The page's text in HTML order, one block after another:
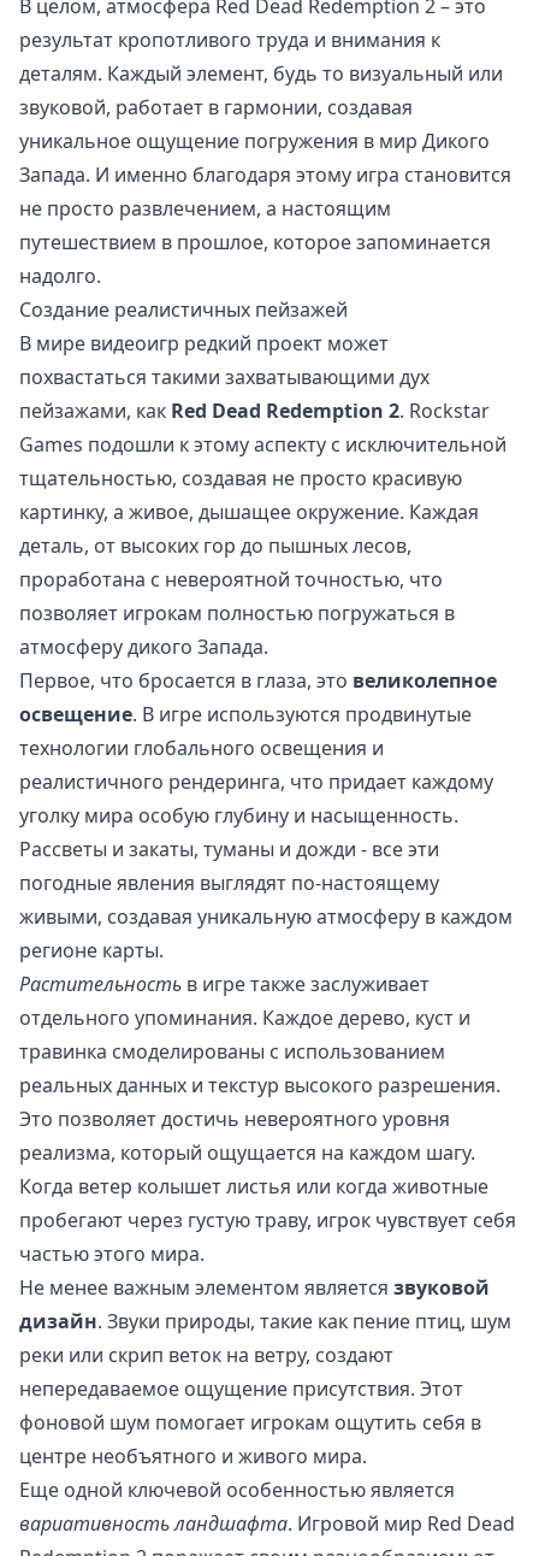
В целом, атмосфера Red Dead Redemption 2 – это
результат кропотливого труда и внимания к
деталям. Каждый элемент, будь то визуальный или
звуковой, работает в гармонии, создавая
уникальное ощущение погружения в мир Дикого
Запада. И именно благодаря этому игра становится
не просто развлечением, а настоящим
путешествием в прошлое, которое запоминается
надолго.
Создание реалистичных пейзажей
В мире видеоигр редкий проект может
похвастаться такими захватывающими дух
пейзажами, как Red Dead Redemption 2. Rockstar
Games подошли к этому аспекту с исключительной
тщательностью, создавая не просто красивую
картинку, а живое, дышащее окружение. Каждая
деталь, от высоких гор до пышных лесов,
проработана с невероятной точностью, что
позволяет игрокам полностью погружаться в
атмосферу дикого Запада.
Первое, что бросается в глаза, это великолепное
освещение. В игре используются продвинутые
технологии глобального освещения и
реалистичного рендеринга, что придает каждому
уголку мира особую глубину и насыщенность.
Рассветы и закаты, туманы и дожди - все эти
погодные явления выглядят по-настоящему
живыми, создавая уникальную атмосферу в каждом
регионе карты.
Растительность в игре также заслуживает
отдельного упоминания. Каждое дерево, куст и
травинка смоделированы с использованием
реальных данных и текстур высокого разрешения.
Это позволяет достичь невероятного уровня
реализма, который ощущается на каждом шагу.
Когда ветер колышет листья или когда животные
пробегают через густую траву, игрок чувствует себя
частью этого мира.
Не менее важным элементом является звуковой
дизайн. Звуки природы, такие как пение птиц, шум
реки или скрип веток на ветру, создают
непередаваемое ощущение присутствия. Этот
фоновой шум помогает игрокам ощутить себя в
центре необъятного и живого мира.
Еще одной ключевой особенностью является
вариативность ландшафта. Игровой мир Red Dead